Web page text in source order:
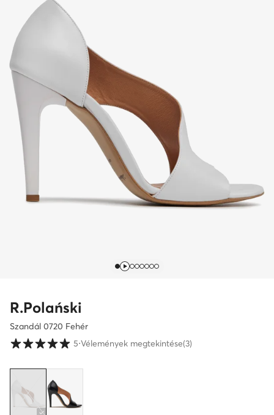
R.Polański
Szandál 0720 Fehér
Vásárlói értékelések 1-5 skálán
5⋅Vélemények megtekintése(3)